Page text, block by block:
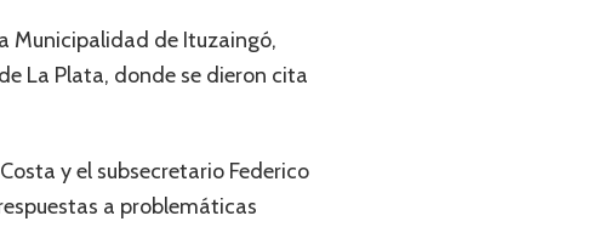
Municipalidad de Ituzaingó,
La Plata, donde se dieron cita
y el subsecretario Federico
a problemáticas